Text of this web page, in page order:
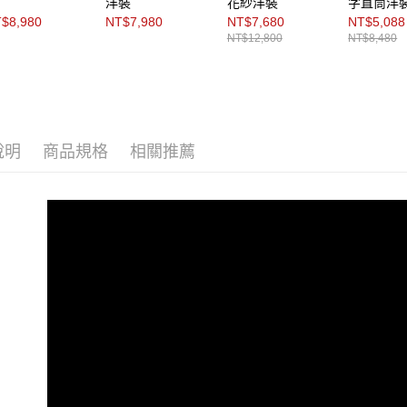
洋裝
NT$7,980
花紗洋裝
NT$7,680
NT$12,800
字直筒洋
NT$5,088
NT$8,480
明 商品規格 相關推薦